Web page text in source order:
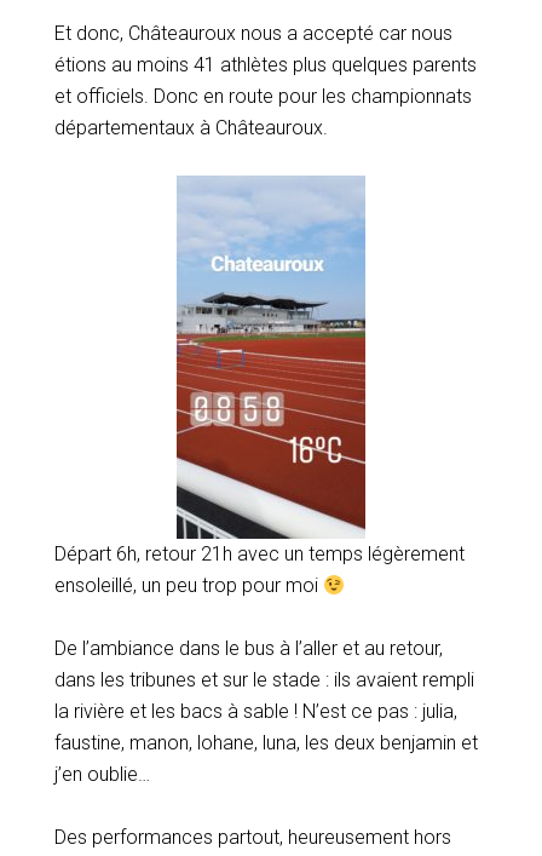
Et donc, Châteauroux nous a accepté car nous
étions au moins 41 athlètes plus quelques parents
et officiels. Donc en route pour les championnats
départementaux à Châteauroux.
Départ 6h, retour 21h avec un temps légèrement
ensoleillé, un peu trop pour moi
De l’ambiance dans le bus à l’aller et au retour,
dans les tribunes et sur le stade : ils avaient rempli
la rivière et les bacs à sable ! N’est ce pas : julia,
faustine, manon, lohane, luna, les deux benjamin et
j’en oublie…
Des performances partout, heureusement hors